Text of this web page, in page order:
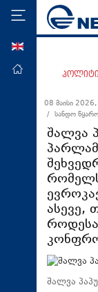
მთავარი
ეკონომიკა
მსოფლიო
ჯანდაცვა
საზოგადოება
სამართალი
თავდაცვა
08 მაისი
/ სანდო
შალვა
ასევე,
შალვა